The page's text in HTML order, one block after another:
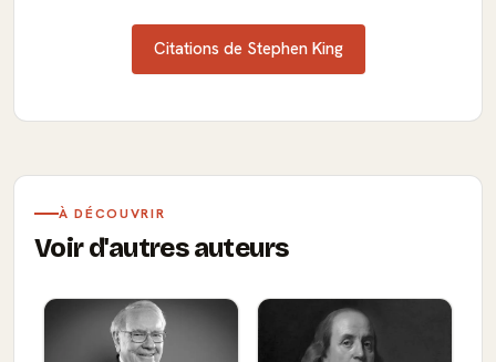
Citations de Stephen King
À DÉCOUVRIR
Voir d'autres auteurs